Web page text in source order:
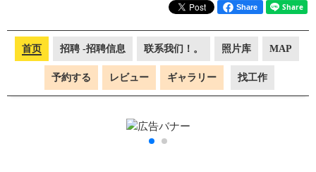
Share
首页 招聘 -招聘信息 联系我们！。 照片库 MAP
予約する レビュー ギャラリー 找工作